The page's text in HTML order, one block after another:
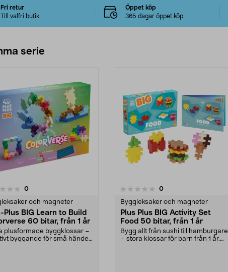
Fri retur
Till valfri butik
Öppet köp
365 dagar öppet köp
serie
0recensioner
och magneter
Plus BIG Learn to Build
60 bitar, från 1 år
plusformade byggklossar –
byggande för små händer.
0.0 av 5 stjärnor 0recensioner
Byggleksaker och magneter
Plus Plus BIG Activity Set
Food 50 bitar, från 1 år
Bygg allt från sushi till hamburgare
– stora klossar för barn från 1 år.
0.0 av 5 stjärnor